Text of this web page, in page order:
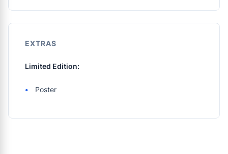
EXTRAS
Limited Edition:
Poster